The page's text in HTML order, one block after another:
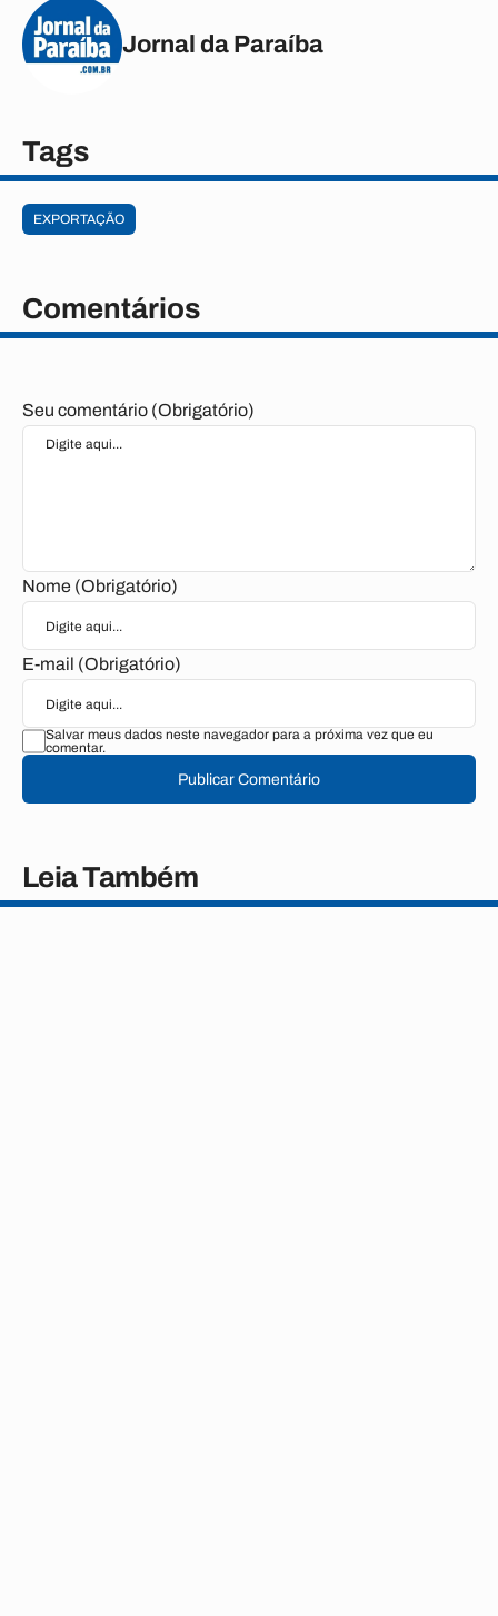
Jornal da Paraíba
Tags
EXPORTAÇÃO
Comentários
Seu comentário (Obrigatório)
Nome (Obrigatório)
E-mail (Obrigatório)
Salvar meus dados neste navegador para a próxima vez que eu
comentar.
Publicar Comentário
Leia Também